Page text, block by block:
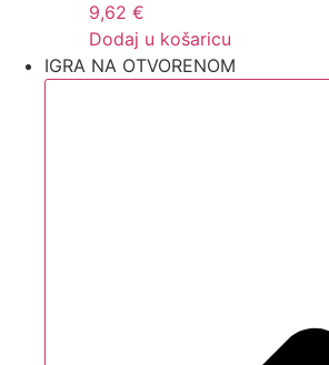
9,62 €
Dodaj u košaricu
IGRA NA OTVORENOM